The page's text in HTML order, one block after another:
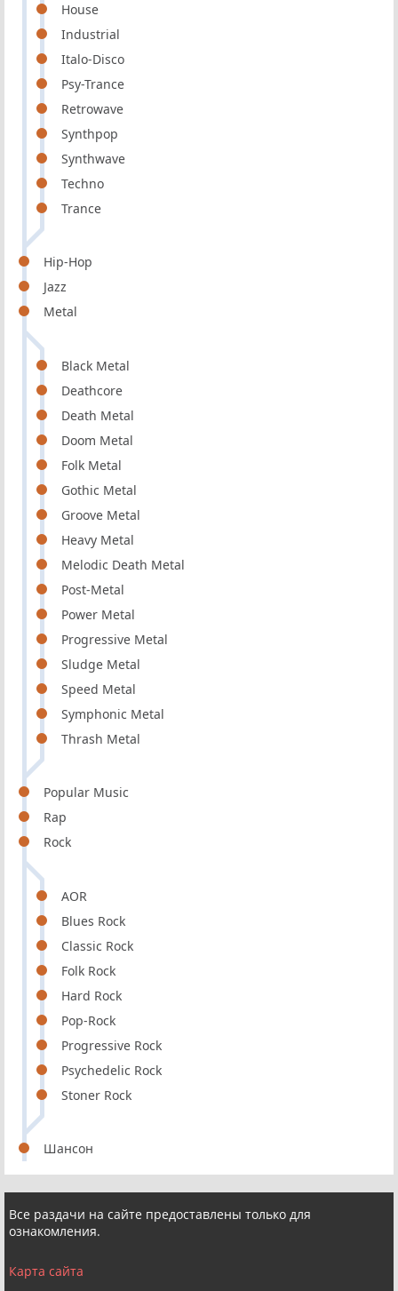
House
Industrial
Italo-Disco
Psy-Trance
Retrowave
Synthpop
Synthwave
Techno
Trance
Hip-Hop
Jazz
Metal
Black Metal
Deathcore
Death Metal
Doom Metal
Folk Metal
Gothic Metal
Groove Metal
Heavy Metal
Melodic Death Metal
Post-Metal
Power Metal
Progressive Metal
Sludge Metal
Speed Metal
Symphonic Metal
Thrash Metal
Popular Music
Rap
Rock
AOR
Blues Rock
Classic Rock
Folk Rock
Hard Rock
Pop-Rock
Progressive Rock
Psychedelic Rock
Stoner Rock
Шансон
Все раздачи на сайте предоставлены только для
ознакомления.
Карта сайта